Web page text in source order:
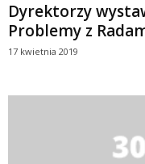
Dyrektorzy
Problemy z
17 kwietnia 2019